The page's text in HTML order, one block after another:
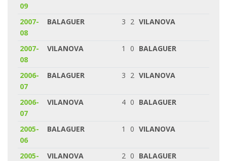
09
2007-
08
BALAGUER 3 2 VILANOVA
2007-
08
VILANOVA 1 0 BALAGUER
2006-
07
BALAGUER 3 2 VILANOVA
2006-
07
VILANOVA 4 0 BALAGUER
2005-
06
BALAGUER 1 0 VILANOVA
2005-
VILANOVA 2 0 BALAGUER